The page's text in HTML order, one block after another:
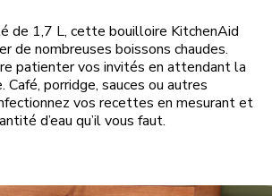
de 1,7 L, cette bouilloire KitchenAid
de nombreuses boissons chaudes.
patienter vos invités en attendant la
Café, porridge, sauces ou autres
vos recettes en mesurant et
d’eau qu’il vous faut.